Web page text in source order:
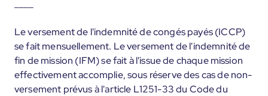
Le versement de l'indemnité de congés payés (ICCP)
se fait mensuellement. Le versement de l'indemnité de
fin de mission (IFM) se fait à l'issue de chaque mission
effectivement accomplie, sous réserve des cas de non-
versement prévus à l'article L1251-33 du Code du